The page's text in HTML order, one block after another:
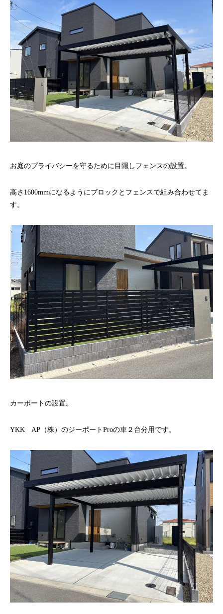
お庭のプライバシーを守るために目隠しフェンスの設置。
高さ1600mmになるようにブロックとフェンスで組み合わせてま
す。
カーポートの設置。
YKK AP（株）のジーポートProの車２台分用です。